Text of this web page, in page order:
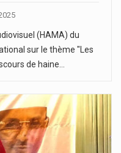
(HAMA) du
sur le thème "Les
de haine…